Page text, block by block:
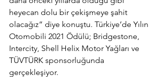
heyecan dolu bir çekişmeye şahit
olacağız” diye konuştu. Türkiye’de Yılın
Otomobili 2021 Ödülü; Bridgestone,
Intercity, Shell Helix Motor Yağları ve
TÜVTÜRK sponsorluğunda
gerçekleşiyor.